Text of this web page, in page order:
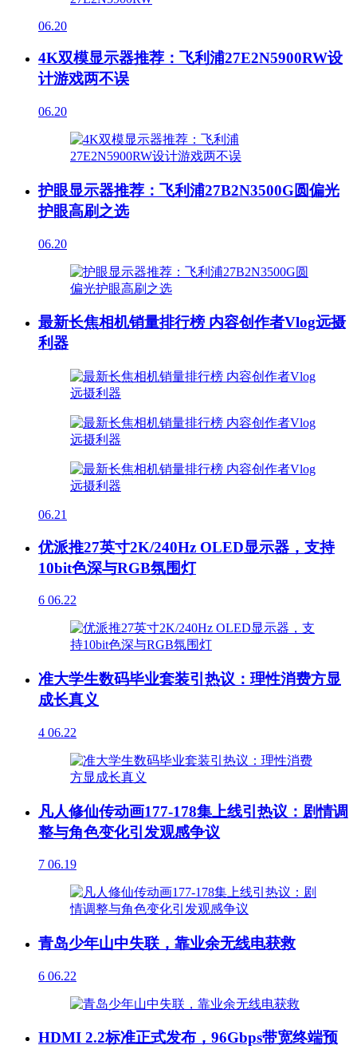
06.20
4K双模显示器推荐：飞利浦27E2N5900RW设
计游戏两不误
06.20
护眼显示器推荐：飞利浦27B2N3500G圆偏光
护眼高刷之选
06.20
最新长焦相机销量排行榜 内容创作者Vlog远摄
利器
06.21
优派推27英寸2K/240Hz OLED显示器，支持
10bit色深与RGB氛围灯
6 06.22
准大学生数码毕业套装引热议：理性消费方显
成长真义
4 06.22
凡人修仙传动画177-178集上线引热议：剧情调
整与角色变化引发观感争议
7 06.19
青岛少年山中失联，靠业余无线电获救
6 06.22
HDMI 2.2标准正式发布，96Gbps带宽终端预